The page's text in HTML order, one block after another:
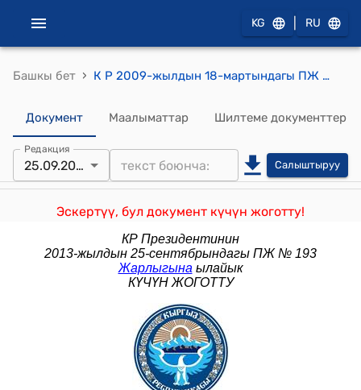
KG RU
Башкы бет › К Р 2009-жылдын 18-мартындагы ПЖ № 163 ""Кыргызстанды стратегиялык өнүктүрүү боюнча Улуттук кеңеш жөнүндө" Кыргыз Республикасынын Президентинин 2007-жылдын 5-апрелиндеги Жарлыгына өзгөртүү киргизүү тууралуу" жарлыгы
Документ Маалыматтар Шилтеме документтер
Редакция
25.09.2013 Салыштыруу
Эскертүү, бул документ күчүн жоготту!